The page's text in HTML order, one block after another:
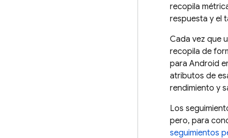
recopila
respuesta y el
Cada vez que
recopila de
para Android
atributos de
rendimiento y
Los
pero, para
seguimientos